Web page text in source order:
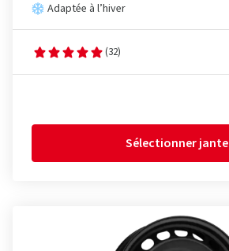
Adaptée à l’hiver
(32)
Sélectionner jante